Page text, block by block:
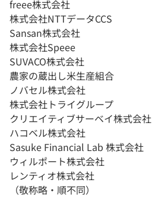
freee株式会社
株式会社NTTデータCCS
Sansan株式会社
株式会社Speee
SUVACO株式会社
農家の蔵出し米生産組合
ノバセル株式会社
株式会社トライグループ
クリエイティブサーベイ株式会社
ハコベル株式会社
Sasuke Financial Lab 株式会社
ウィルポート株式会社
レンティオ株式会社
（敬称略・順不同）